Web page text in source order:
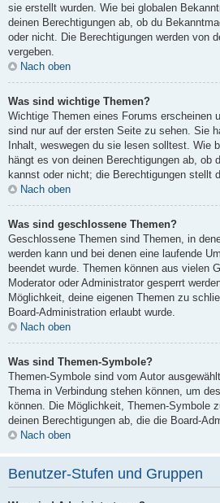
sie erstellt wurden. Wie bei globalen
deinen Berechtigungen ab, ob du
oder nicht. Die Berechtigungen werden von
vergeben.
Nach oben
Was sind wichtige Themen?
Wichtige Themen eines Forums erscheinen
sind nur auf der ersten Seite zu sehen. Sie
Inhalt, weswegen du sie lesen solltest. Wie
hängt es von deinen Berechtigungen ab, ob
kannst oder nicht; die Berechtigungen stellt
Nach oben
Was sind geschlossene Themen?
Geschlossene Themen sind Themen, in
werden kann und bei denen eine laufende
beendet wurde. Themen können aus vielen
Moderator oder Administrator gesperrt
Möglichkeit, deine eigenen Themen zu
Board-Administration erlaubt wurde.
Nach oben
Was sind Themen-Symbole?
Themen-Symbole sind vom Autor
Thema in Verbindung stehen können, um
können. Die Möglichkeit, Themen-Symbole
deinen Berechtigungen ab, die die Board-
Nach oben
Benutzer-Stufen und Gruppen